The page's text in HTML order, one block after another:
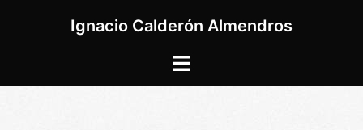
Ignacio Calderón Almendros
Alternar